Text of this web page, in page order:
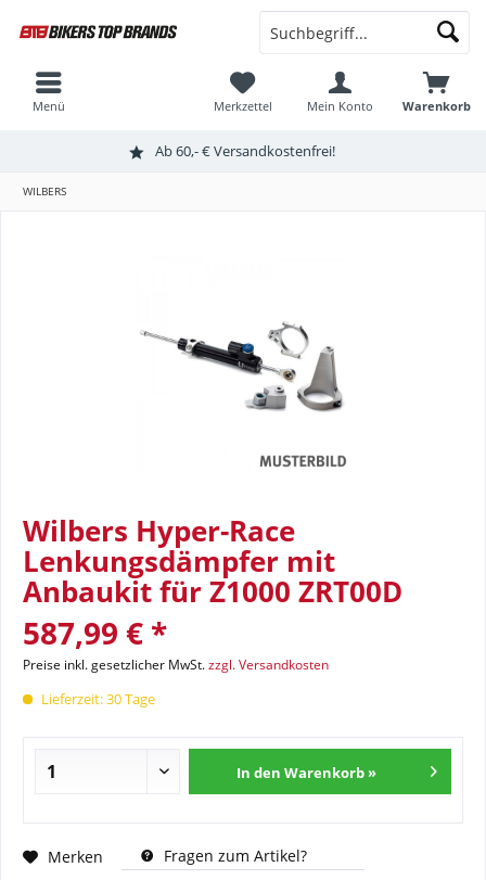
Ab 60,- € Versandkostenfrei!
Warenkorb
Merkzettel Mein Konto
Menü
WILBERS
Wilbers Hyper-Race
Lenkungsdämpfer mit
Anbaukit für Z1000 ZRT00D
587,99 € *
Preise inkl. gesetzlicher MwSt.zzgl. Versandkosten
Lieferzeit: 30 Tage
In den Warenkorb »
Merken Fragen zum Artikel?